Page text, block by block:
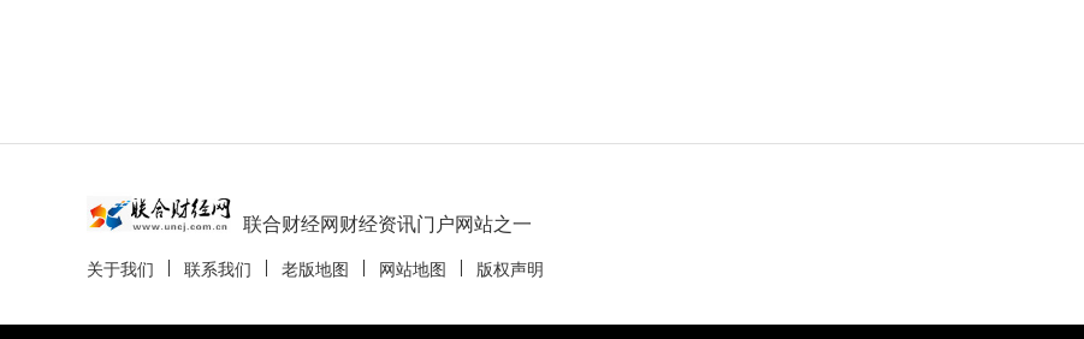
联合财经网财经资讯门户网站之一
关于我们 联系我们 老版地图 网站地图 版权声明